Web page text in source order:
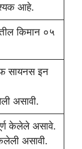
आहे.
किमान ०५
सायनस इन
असावी.
केलेले असावे.
असावी.